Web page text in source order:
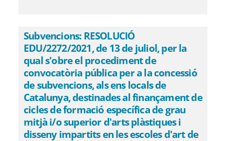
Subvencions: RESOLUCIÓ
EDU/2272/2021, de 13 de juliol, per la
qual s'obre el procediment de
convocatòria pública per a la concessió
de subvencions, als ens locals de
Catalunya, destinades al finançament de
cicles de formació específica de grau
mitjà i/o superior d'arts plàstiques i
disseny impartits en les escoles d'art de